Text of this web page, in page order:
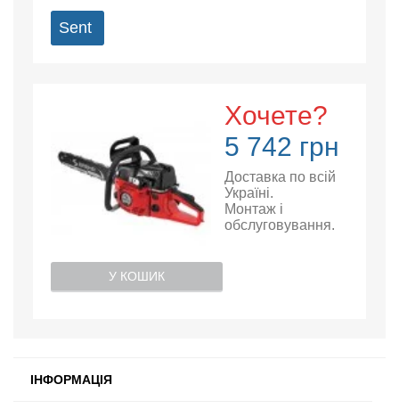
Sent
Хочете?
5 742 грн
Доставка по всій
Україні.
Монтаж і
обслуговування.
У КОШИК
ІНФОРМАЦІЯ